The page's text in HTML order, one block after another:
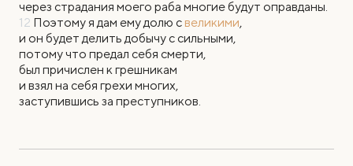
через страдания моего раба многие будут оправданы.
12 Поэтому я дам ему долю с великими,
и он будет делить добычу с сильными,
потому что предал себя смерти,
был причислен к грешникам
и взял на себя грехи многих,
заступившись за преступников.